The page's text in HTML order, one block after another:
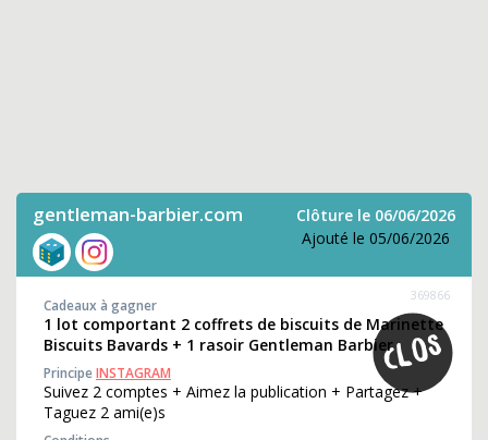
gentleman-barbier.com
Clôture le 06/06/2026
Ajouté le 05/06/2026
369866
Cadeaux à gagner
1 lot comportant 2 coffrets de biscuits de Marinette
Biscuits Bavards + 1 rasoir Gentleman Barbier
PrincipeINSTAGRAM
Suivez 2 comptes + Aimez la publication + Partagez +
Taguez 2 ami(e)s